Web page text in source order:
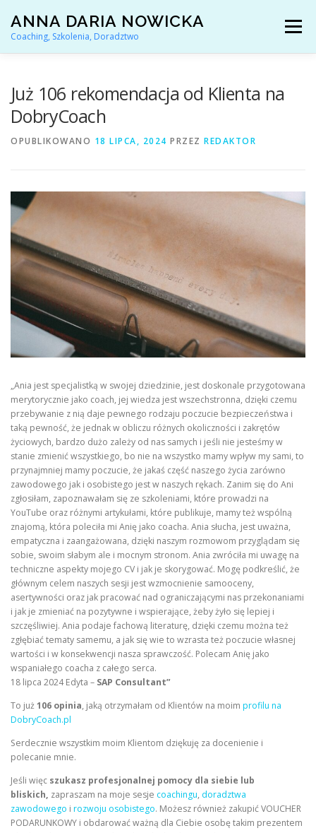
treści
ANNA DARIA NOWICKA
Coaching, Szkolenia, Doradztwo
Menu
KONTAKT
Już 106 rekomendacja od Klienta na
DobryCoach
OPUBLIKOWANO 18 LIPCA, 2024 PRZEZ REDAKTOR
„Ania jest specjalistką w swojej dziedzinie, jest doskonale przygotowana
merytorycznie jako coach, jej wiedza jest wszechstronna, dzięki czemu
przebywanie z nią daje pewnego rodzaju poczucie bezpieczeństwa i
taką pewność, że jednak w obliczu różnych okoliczności i zakrętów
życiowych, bardzo dużo zależy od nas samych i jeśli nie jesteśmy w
stanie zmienić wszystkiego, bo nie na wszystko mamy wpływ my sami, to
przynajmniej mamy poczucie, że jakaś część naszego życia zarówno
zawodowego jak i osobistego jest w naszych rękach. Zanim się do Ani
zgłosiłam, zapoznawałam się ze szkoleniami, które prowadzi na
YouTube oraz różnymi artykułami, które publikuje, mamy też wspólną
znajomą, która poleciła mi Anię jako coacha. Ania słucha, jest uważna,
empatyczna i zaangażowana, dzięki naszym rozmowom przyglądam się
sobie, swoim słabym ale i mocnym stronom. Ania zwróciła mi uwagę na
techniczne aspekty mojego CV i jak je skorygować. Mogę podkreślić, że
głównym celem naszych sesji jest wzmocnienie samooceny,
asertywności oraz jak pracować nad ograniczającymi nas przekonaniami
i jak je zmieniać na pozytywne i wspierające, żeby żyło się lepiej i
szczęśliwiej. Ania podaje fachową literaturę, dzięki czemu można też
zgłębiać tematy samemu, a jak się wie to wzrasta też poczucie własnej
wartości i w konsekwencji nasza sprawczość. Polecam Anię jako
wspaniałego coacha z całego serca.
18 lipca 2024 Edyta – SAP Consultant”
To już106 opinia, jaką otrzymałam od Klientów na moim profilu na
DobryCoach.pl
Serdecznie wszystkim moim Klientom dziękuję za docenienie i
polecanie mnie.
Jeśli więc szukasz profesjonalnej pomocy dla siebie lub
bliskich, zapraszam na moje sesje coachingu, doradztwa
zawodowego i rozwoju osobistego. Możesz również zakupić VOUCHER
PODARUNKOWY i obdarować ważną dla Ciebie osobę takim prezentem